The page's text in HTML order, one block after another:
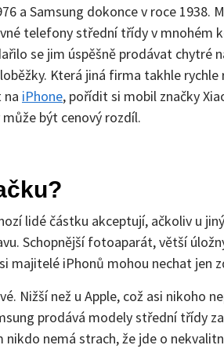
a Samsung dokonce v roce 1938.
telefony střední třídy v mnohém
se jim úspěšně prodávat chytré
Která jiná firma takhle rychle
na iPhone, pořídit si mobil značky
být cenový rozdíl.
lidé částku akceptují, ačkoliv u
Schopnější fotoaparát, větší
majitelé iPhonů mohou nechat jen
Nižší než u Apple, což asi nikoho
prodává modely střední třídy
nemá strach, že jde o